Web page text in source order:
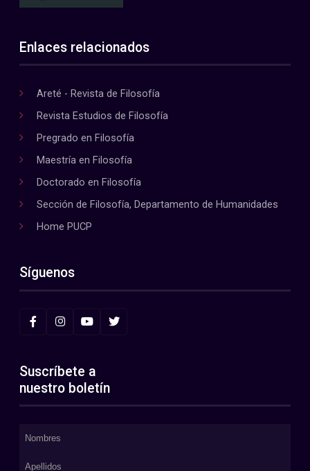
Enlaces relacionados
Areté - Revista de Filosofía
Revista Estudios de Filosofía
Pregrado en Filosofía
Maestría en Filosofía
Doctorado en Filosofía
Sección de Filosofía, Departamento de Humanidades
Home PUCP
Síguenos
Suscríbete a
nuestro boletín